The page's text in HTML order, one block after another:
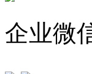
企业微